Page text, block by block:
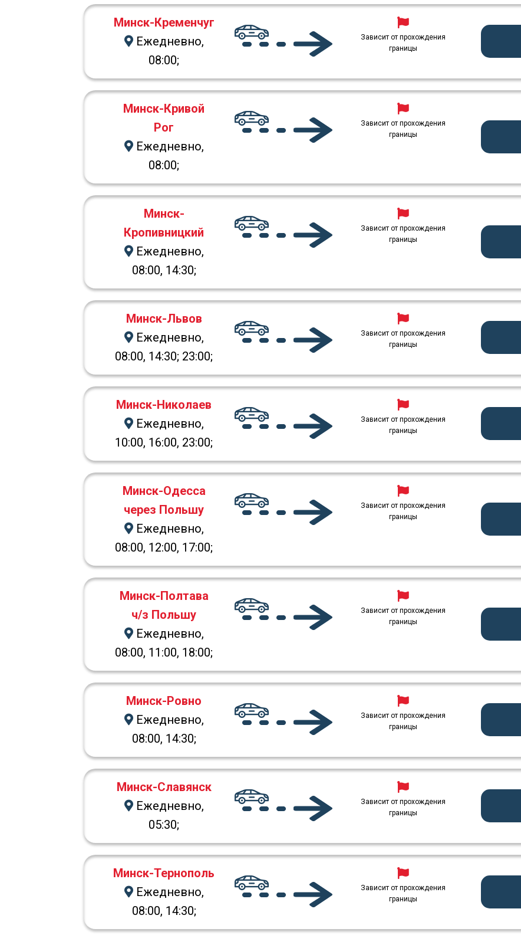
Минск-Кременчуг
Ежедневно,
08:00;
Зависит от прохождения
границы
Минск-Кривой
Рог
Ежедневно,
08:00;
Зависит от прохождения
границы
Минск-
Кропивницкий
Ежедневно,
08:00, 14:30;
Зависит от прохождения
границы
Минск-Львов
Ежедневно,
08:00, 14:30; 23:00;
Зависит от прохождения
границы
Минск-Николаев
Ежедневно,
10:00, 16:00, 23:00;
Зависит от прохождения
границы
Минск-Одесса
через Польшу
Ежедневно,
08:00, 12:00, 17:00;
Зависит от прохождения
границы
Минск-Полтава
ч/з Польшу
Ежедневно,
08:00, 11:00, 18:00;
Зависит от прохождения
границы
Минск-Ровно
Ежедневно,
08:00, 14:30;
Зависит от прохождения
границы
Минск-Славянск
Ежедневно,
05:30;
Зависит от прохождения
границы
Минск-Тернополь
Ежедневно,
08:00, 14:30;
Зависит от прохождения
границы